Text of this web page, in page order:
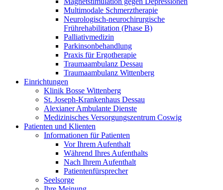
Multimodale Schmerztherapie
Neurologisch-neurochirurgische
Frührehabilitation (Phase B)
Palliativmedizin
Parkinsonbehandlung
Praxis für Ergotherapie
Traumaambulanz Dessau
Traumaambulanz Wittenberg
Einrichtungen
Klinik Bosse Wittenberg
St. Joseph-Krankenhaus Dessau
Alexianer Ambulante Dienste
Medizinisches Versorgungszentrum Coswig
Patienten und Klienten
Informationen für Patienten
Vor Ihrem Aufenthalt
Während Ihres Aufenthalts
Nach Ihrem Aufenthalt
Patientenfürsprecher
Seelsorge